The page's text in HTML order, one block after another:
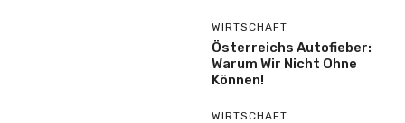
WIRTSCHAFT
Österreichs Autofieber:
Warum Wir Nicht Ohne
Können!
WIRTSCHAFT